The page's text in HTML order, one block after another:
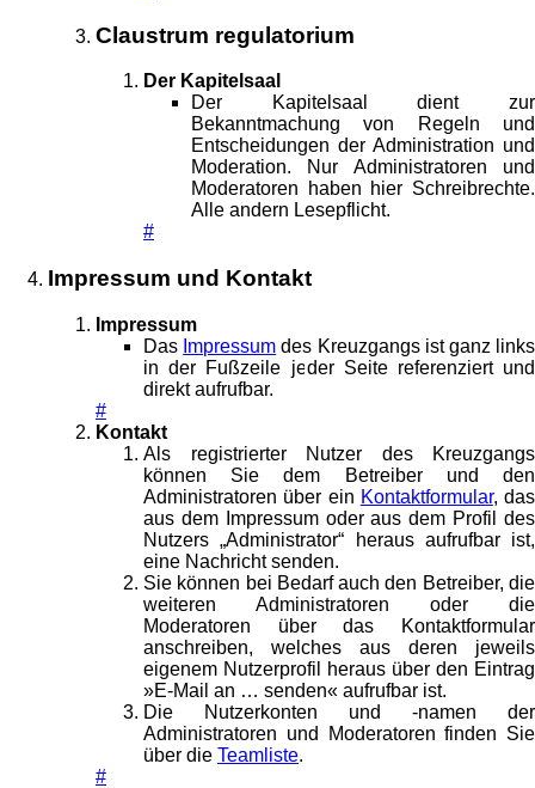
Claustrum regulatorium
Der Kapitelsaal
Der Kapitelsaal dient zur
Bekanntmachung von Regeln und
Entscheidungen der Administration und
Moderation. Nur Administratoren und
Moderatoren haben hier Schreibrechte.
Alle andern Lesepflicht.
#
Impressum und Kontakt
Impressum
Das Impressum des Kreuzgangs ist ganz links
in der Fußzeile jeder Seite referenziert und
direkt aufrufbar.
#
Kontakt
Als registrierter Nutzer des Kreuzgangs
können Sie dem Betreiber und den
Administratoren über ein Kontaktformular, das
aus dem Impressum oder aus dem Profil des
Nutzers „Administrator“ heraus aufrufbar ist,
eine Nachricht senden.
Sie können bei Bedarf auch den Betreiber, die
weiteren Administratoren oder die
Moderatoren über das Kontaktformular
anschreiben, welches aus deren jeweils
eigenem Nutzerprofil heraus über den Eintrag
»E-Mail an … senden« aufrufbar ist.
Die Nutzerkonten und -namen der
Administratoren und Moderatoren finden Sie
über die Teamliste.
#